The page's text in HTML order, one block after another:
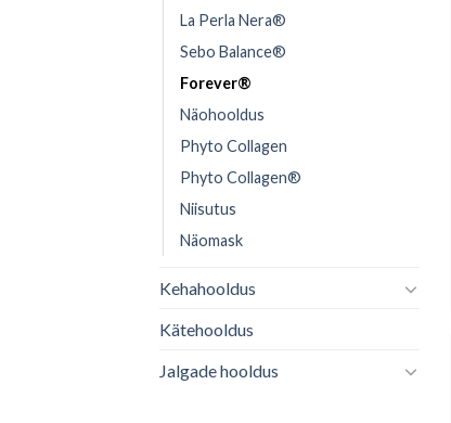
La Perla Nera®
Sebo Balance®
Forever®
Näohooldus
Phyto Collagen
Phyto Collagen®
Niisutus
Näomask
Kehahooldus
Kätehooldus
Jalgade hooldus